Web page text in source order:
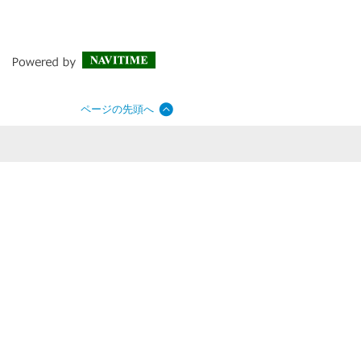
ページの先頭へ